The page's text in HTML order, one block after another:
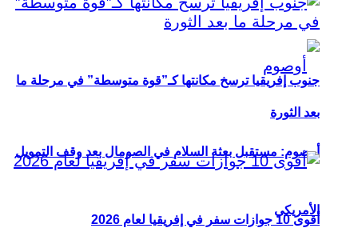
أوصوم: مستقبل بعثة السلام في الصومال بعد وقف التمويل
الأمريكي
جنوب إفريقيا ترسخ مكانتها كـ”قوة متوسطة” في مرحلة ما
بعد الثورة
أقوى 10 جوازات سفر في إفريقيا لعام 2026